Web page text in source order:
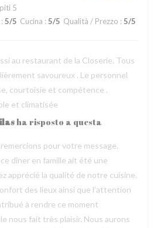
5
: 5/5 Cucina : 5/5 Qualità / Prezzo : 5/5
au restaurant de la Closerie. Tous
savoureux . Le personnel
courtoisie et compétence .
et climatisée
ha risposto a questa
pour votre message.
dîner en famille ait été une
apprécié la qualité de notre cuisine.
des lieux ainsi que l’attention
à rendre ce moment
nous fait très plaisir. Nous aurons